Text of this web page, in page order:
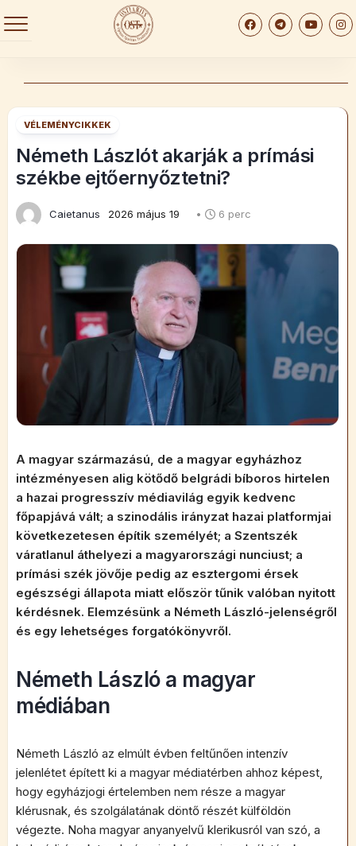
to
VÉLEMÉNYCIKKEK
Németh Lászlót akarják a prímási
székbe ejtőernyőztetni?
Caietanus 2026 május 19 • 6 perc
A magyar származású, de a magyar egyházhoz
intézményesen alig kötődő belgrádi bíboros hirtelen
a hazai progresszív médiavilág egyik kedvenc
főpapjává vált; a szinodális irányzat hazai platformjai
következetesen építik személyét; a Szentszék
váratlanul áthelyezi a magyarországi nunciust; a
prímási szék jövője pedig az esztergomi érsek
egészségi állapota miatt először tűnik valóban nyitott
kérdésnek. Elemzésünk a Németh László-jelenségről
és egy lehetséges forgatókönyvről.
Németh László a magyar
médiában
Németh László az elmúlt évben feltűnően intenzív
jelenlétet épített ki a magyar médiatérben ahhoz képest,
hogy egyházjogi értelemben nem része a magyar
klérusnak, és szolgálatának döntő részét külföldön
végezte. Noha magyar anyanyelvű klerikusról van szó, a